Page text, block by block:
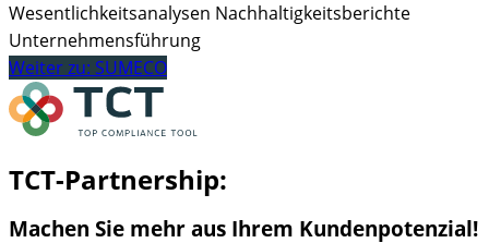
Wesentlichkeitsanalysen Nachhaltigkeitsberichte
Unternehmensführung
Weiter zu: SUMECO
TCT-Partnership:
Machen Sie mehr aus Ihrem Kundenpotenzial!